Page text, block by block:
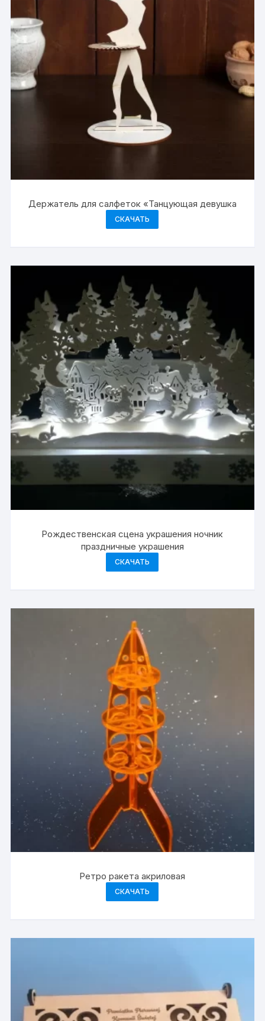
Держатель для салфеток «Танцующая девушка
СКАЧАТЬ
Рождественская сцена украшения ночник
праздничные украшения
СКАЧАТЬ
Ретро ракета акриловая
СКАЧАТЬ